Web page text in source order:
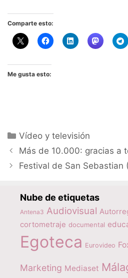
Comparte esto:
Me gusta esto:
Categorías
Vídeo y televisión
Más de 10.000: gracias a
Festival de San Sebastian
Nube de etiquetas
Antena3 Audiovisual
cortometraje documental
Egoteca Eurovideo
Marketing Mediaset